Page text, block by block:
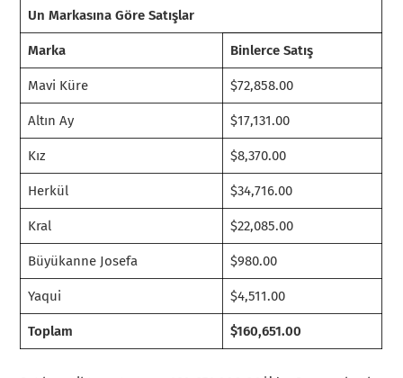
Un Markasına Göre Satışlar
Marka Binlerce Satış
Mavi Küre $72,858.00
Altın Ay $17,131.00
Kız $8,370.00
Herkül $34,716.00
Kral $22,085.00
Büyükanne Josefa $980.00
Yaqui $4,511.00
Toplam $160,651.00